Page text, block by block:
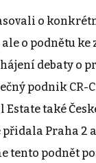
o
o podnětu ke
debaty o
podnik CR-
Estate také
přidala Praha 2
tento podnět